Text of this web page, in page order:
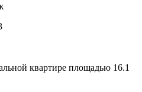
квартире площадью 16.1